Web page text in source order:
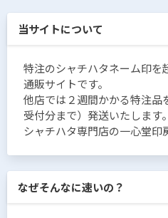
当サイトについて
特注のシャチハタネーム印を
通販サイトです。
他店では２週間かかる特注品
受付分まで）発送いたします。
シャチハタ専門店の一心堂印
なぜそんなに速いの？